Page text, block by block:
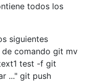
todos los
siguientes
comando git mv
test -f git
..." git push